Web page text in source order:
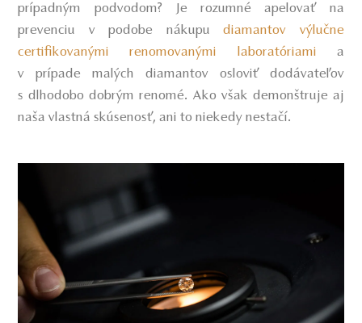
prípadným podvodom? Je rozumné apelovať na
prevenciu v podobe nákupudiamantov výlučne
certifikovanými renomovanými laboratóriami a
v prípade malých diamantov osloviť dodávateľov
s dlhodobo dobrým renomé. Ako však demonštruje aj
naša vlastná skúsenosť, ani to niekedy nestačí.